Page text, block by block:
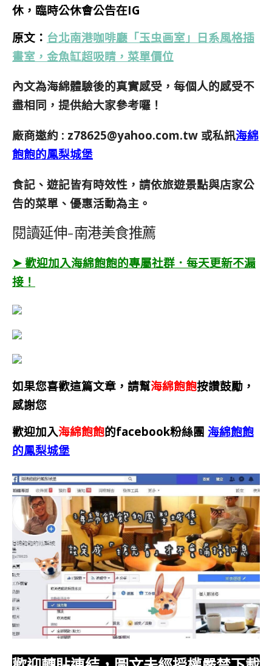
休，臨時公休會公告在IG
原文： 台北南港咖啡廳「玉虫画室」日系風格插
畫室，金魚缸超吸睛，菜單價位
內文為海綿體驗後的真實感受，每個人的感受不
盡相同，提供給大家參考囉！
廠商邀約 : z78625@yahoo.com.tw 或私訊海綿
飽飽的鳳梨城堡
食記、遊記皆有時效性，請依旅遊景點與店家公
告的菜單、優惠活動為主。
閱讀延伸-南港美食推薦
➤ 歡迎加入海綿飽飽的專屬社群．每天更新不漏
接！
如果您喜歡這篇文章，請幫海綿飽飽按讚鼓勵，
感謝您
歡迎加入海綿飽飽的facebook粉絲團 海綿飽飽
的鳳梨城堡